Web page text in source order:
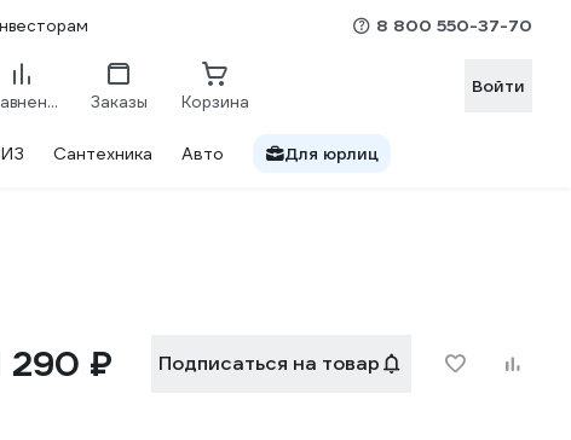
8 800 550-37-70
Сравнение Заказы Корзина
Войти
Сантехника Авто Для юрлиц
290 ₽ Подписаться на товар